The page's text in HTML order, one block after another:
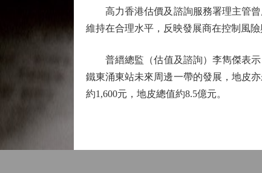
高力香港估價及諮詢服務署理主管曾
維持在合理水平，反映發展商在控制風險
普縉總監（估值及諮詢）李雋傑表示
鐵東涌東站未來周邊一帶的發展，地皮
約1,600元，地皮總值約8.5億元。